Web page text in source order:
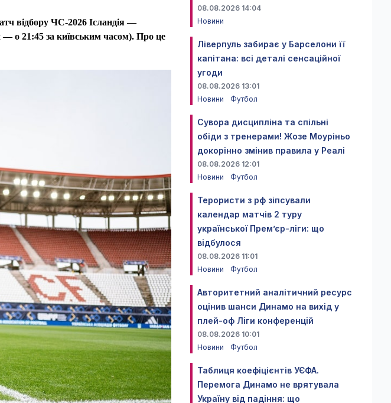
відбору ЧС-2026 Ісландія —
— о 21:45 за київським часом). Про це
08.08.2026 14:04
Новини
Ліверпуль забирає у Барселони її
капітана: всі деталі сенсаційної
угоди
08.08.2026 13:01
Новини
Футбол
Сувора дисципліна та спільні
обіди з тренерами! Жозе Моуріньо
докорінно змінив правила у Реалі
08.08.2026 12:01
Новини
Футбол
Терористи з рф зіпсували
календар матчів 2 туру
української Прем’єр-ліги: що
відбулося
08.08.2026 11:01
Новини
Футбол
Авторитетний аналітичний ресурс
оцінив шанси Динамо на вихід у
плей-оф Ліги конференцій
08.08.2026 10:01
Новини
Футбол
Таблиця коефіцієнтів УЄФА.
Перемога Динамо не врятувала
Україну від падіння: що